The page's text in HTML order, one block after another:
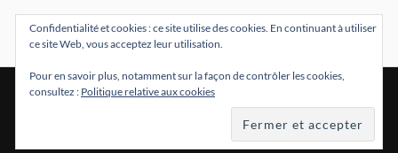
WORDPRESS & THÈME PAR
ANDERS NORÉN
Confidentialité et cookies : ce site utilise des cookies. En continuant à utiliser
ce site Web, vous acceptez leur utilisation.
Pour en savoir plus, notamment sur la façon de contrôler les cookies,
consultez : Politique relative aux cookies